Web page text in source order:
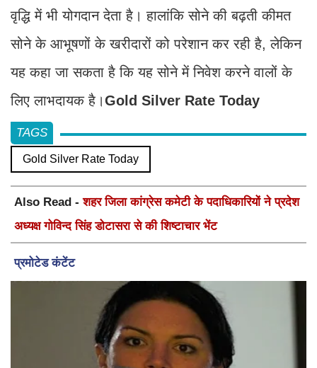
वृद्धि में भी योगदान देता है। हालांकि सोने की बढ़ती कीमत
सोने के आभूषणों के खरीदारों को परेशान कर रही है, लेकिन
यह कहा जा सकता है कि यह सोने में निवेश करने वालों के
लिए लाभदायक है।Gold Silver Rate Today
TAGS
Gold Silver Rate Today
Also Read -शहर जिला कांग्रेस कमेटी के पदाधिकारियों ने प्रदेश
अध्यक्ष गोविन्द सिंह डोटासरा से की शिष्टाचार भेंट